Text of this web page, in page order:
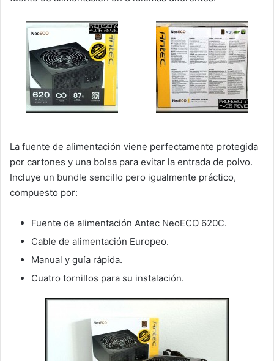
La fuente de alimentación viene perfectamente protegida
por cartones y una bolsa para evitar la entrada de polvo.
Incluye un bundle sencillo pero igualmente práctico,
compuesto por:
Fuente de alimentación Antec NeoECO 620C.
Cable de alimentación Europeo.
Manual y guía rápida.
Cuatro tornillos para su instalación.